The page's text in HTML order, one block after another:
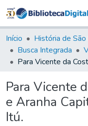
Início História de São
Busca Integrada
Para Vicente
e Aranha
Itú.